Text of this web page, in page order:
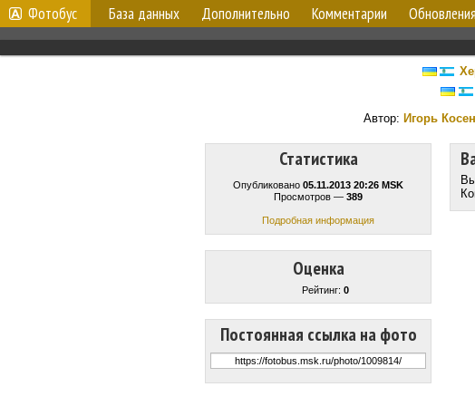
Фотобус База данных Дополнительно Комментарии Обновления
Автор: Игорь
Статистика
Опубликовано 05.11.2013 20:26 MSK
Просмотров — 389
Подробная информация
Оценка
Рейтинг: 0
Постоянная ссылка на фото